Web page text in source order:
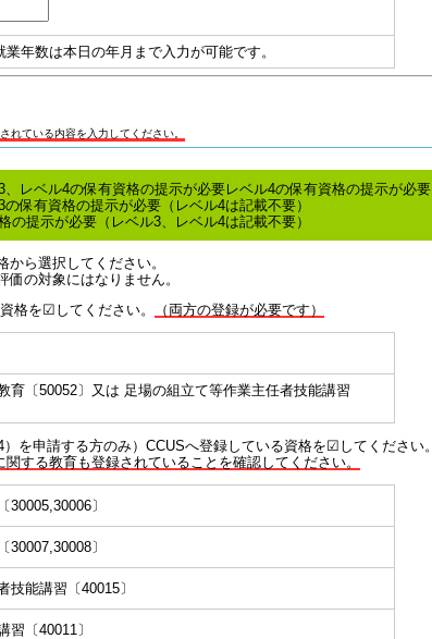
年数は本日の年月まで入力が可能です。
れている内容を入力してください。
、レベル4の保有資格の提示が必要レベル4の保有資格の提示が必要
保有資格の提示が必要（レベル4は記載不要）
の提示が必要（レベル3、レベル4は記載不要）
ら選択してください。
の対象にはなりません。
格を☑してください。
（両方の登録が必要です）
育〔50052〕又は 足場の組立て等作業主任者技能講習
を申請する方のみ）CCUSへ登録している資格を☑してください。
する教育も登録されていることを確認してください。
30005,30006〕
30007,30008〕
技能講習〔40015〕
習〔40011〕